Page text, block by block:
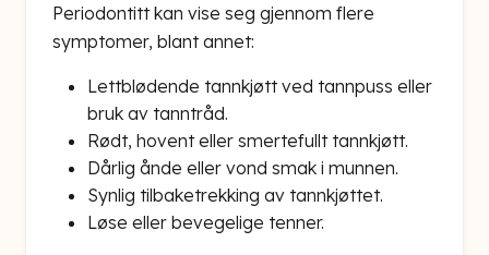
Periodontitt kan vise seg gjennom flere
symptomer, blant annet:
Lettblødende tannkjøtt ved tannpuss eller
bruk av tanntråd.
Rødt, hovent eller smertefullt tannkjøtt.
Dårlig ånde eller vond smak i munnen.
Synlig tilbaketrekking av tannkjøttet.
Løse eller bevegelige tenner.